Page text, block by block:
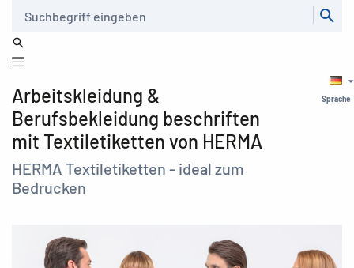
Sprache
Arbeitskleidung &
Berufsbekleidung beschriften
mit Textiletiketten von HERMA
HERMA Textiletiketten - ideal zum
Bedrucken